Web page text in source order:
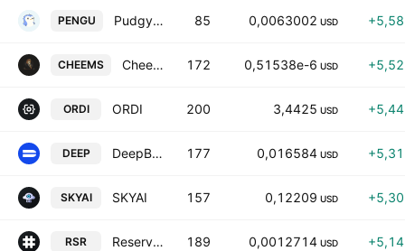
PENGU Pudgy Penguins 85 0,0063002 USD
CHEEMS Cheems 172 0,51538e-6 USD
ORDI ORDI 200 3,4425 USD
DEEP DeepBook Protocol 177 0,016584 USD
SKYAI SKYAI 157 0,12209 USD
RSR Reserve Rights 189 0,0012714 USD